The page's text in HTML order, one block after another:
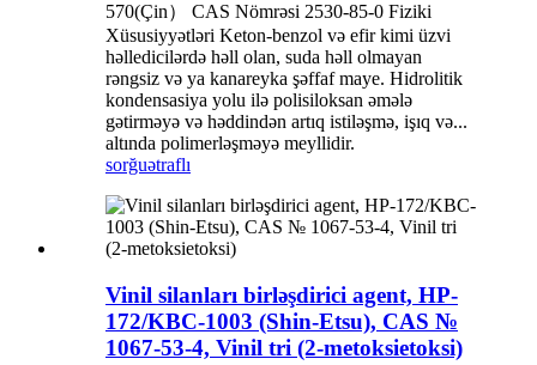
570(Çin） CAS Nömrəsi 2530-85-0 Fiziki
Xüsusiyyətləri Keton-benzol və efir kimi üzvi
həlledicilərdə həll olan, suda həll olmayan
rəngsiz və ya kanareyka şəffaf maye. Hidrolitik
kondensasiya yolu ilə polisiloksan əmələ
gətirməyə və həddindən artıq istiləşmə, işıq və...
altında polimerləşməyə meyllidir.
sorğuətraflı
Vinil silanları birləşdirici agent, HP-
172/KBC-1003 (Shin-Etsu), CAS №
1067-53-4, Vinil tri (2-metoksietoksi)